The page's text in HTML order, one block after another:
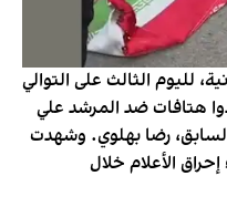
لليوم الثالث على التوالي
هتافات ضد المرشد علي
رضا بهلوي. وشهدت
الأعلام خلال